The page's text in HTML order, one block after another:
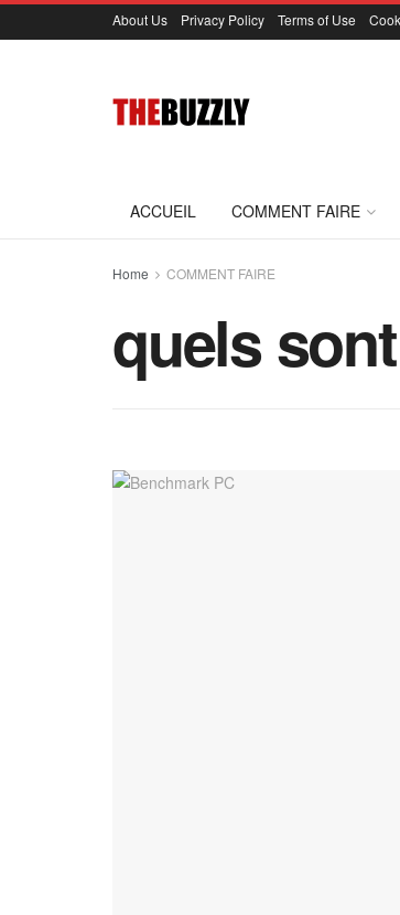
About Us Privacy Policy Terms of Use
ACCUEIL COMMENT FAIRE
Home COMMENT FAIRE
quels